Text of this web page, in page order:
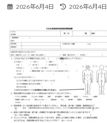
2026年6月4日
最
新
時
:
2026年6月4日